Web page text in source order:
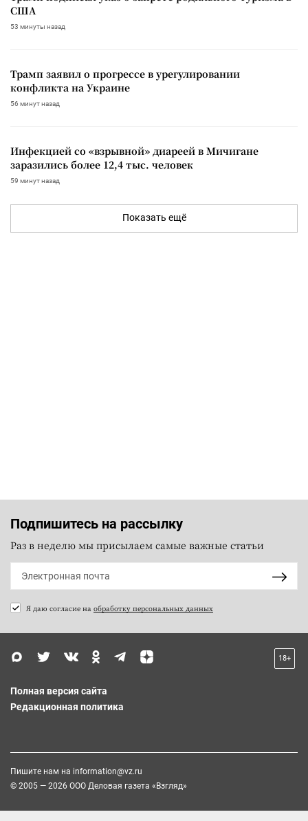
США
53 минуты назад
Трамп заявил о прогрессе в урегулировании
конфликта на Украине
56 минут назад
Инфекцией со «взрывной» диареей в Мичигане
заразились более 12,4 тыс. человек
59 минут назад
Показать ещё
Подпишитесь на рассылку
Раз в неделю мы присылаем самые важные статьи
Я даю согласие на обработку персональных данных
18+
Полная версия сайта
Редакционная политика
Пишите нам на information@vz.ru
© 2005 — 2026 ООО Деловая газета «Взгляд»